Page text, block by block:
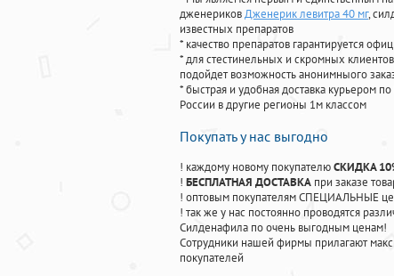
дженериковДженерик левитра 40 мг,
известных препаратов
* качество препаратов гарантируется
* для стестинельных и скромных
подойдет возможность анонимныого
* быстрая и удобная доставка курьером
России в другие регионы 1м классом
Покупать у нас выгодно
! каждому новому покупателюСКИДКА
! БЕСПЛАТНАЯ ДОСТАВКА при заказе
! оптовым покупателям СПЕЦИАЛЬНЫЕ
! так же у нас постоянно проводятся
Силденафила по очень выгодным ценам!
Cотрудники нашей фирмы прилагают
покупателей